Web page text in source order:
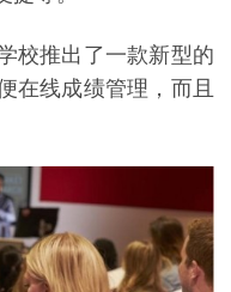
推出了一款新型的
在线成绩管理，而且